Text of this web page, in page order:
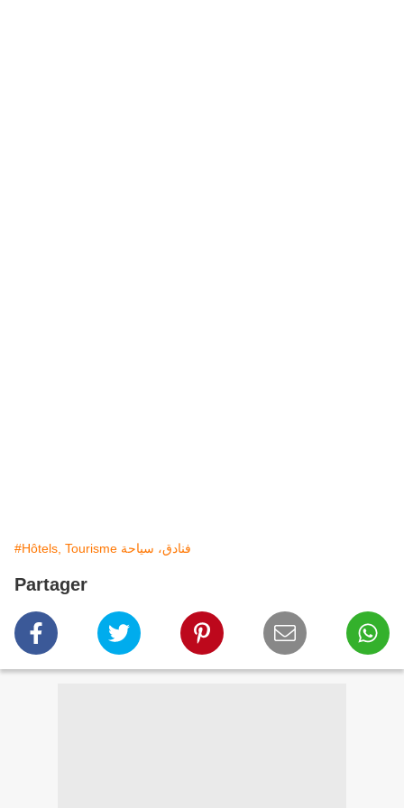
#Hôtels, Tourisme فنادق، سياحة
Partager